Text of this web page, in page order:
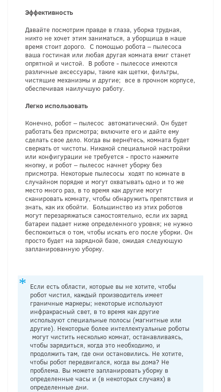
Эффективность
Давайте посмотрим правде в глаза, уборка трудная,
никто не хочет этим заниматься, а уборщица в наше
время стоит дорого. С помощью робота – пылесоса
ваша гостиная или любая другая комната вмиг станет
опрятной и чистой. В роботе - пылесосе имеются
различные аксессуары, такие как щетки, фильтры,
чистящие механизмы и другие; все в прочном корпусе,
обеспечивая наилучшую работу.
Легко использовать
Конечно, робот – пылесос автоматический. Он будет
работать без присмотра; включите его и дайте ему
сделать свое дело. Когда вы вернётесь, комната будет
сверкать от чистоты. Никакой специальной настройки
или конфигурации не требуется - просто нажмите
кнопку, и робот – пылесос начнет уборку без
присмотра. Некоторые пылесосы ходят по комнате в
случайном порядке и могут охватывать одно и то же
место много раз, в то время как другие могут
сканировать комнату, чтобы обнаружить препятствия и
знать, как их обойти. Большинство из этих роботов
могут перезаряжаться самостоятельно, если их заряд
батареи падает ниже определенного уровня; не нужно
беспокоиться о том, чтобы искать его после уборки. Он
просто будет на зарядной базе, ожидая следующую
запланированную уборку.
Если есть области, которые вы не хотите, чтобы
робот чистил, каждый производитель имеет
граничные маркеры; некоторые используют
инфракрасный свет, в то время как другие
используют специальные полосы (магнитные или
другие). Некоторые более интеллектуальные роботы
могут чистить несколько комнат, останавливаясь,
чтобы зарядиться, когда это необходимо, и
продолжить там, где они остановились. Не хотите,
чтобы робот передвигался, когда вы дома? Не
проблема. Вы можете запланировать уборку в
определенные часы и (в некоторых случаях) в
определенные дни.